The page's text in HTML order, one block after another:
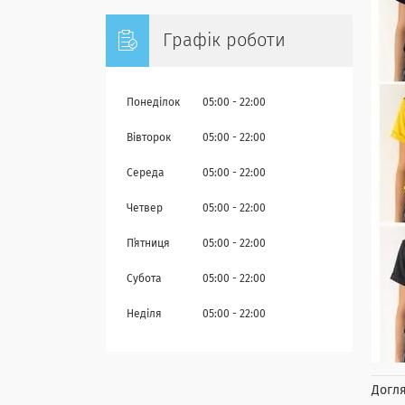
Графік роботи
Понеділок 05:00 22:00
Вівторок 05:00 22:00
Середа 05:00 22:00
Четвер 05:00 22:00
Пʼятниця 05:00 22:00
Субота 05:00 22:00
Неділя 05:00 22:00